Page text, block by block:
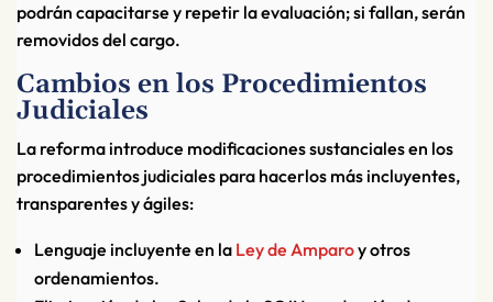
podrán capacitarse y repetir la evaluación; si fallan, serán
removidos del cargo.
Cambios en los Procedimientos
Judiciales
La reforma introduce modificaciones sustanciales en los
procedimientos judiciales para hacerlos más incluyentes,
transparentes y ágiles:
Lenguaje incluyente en la Ley de Amparoy otros
ordenamientos.